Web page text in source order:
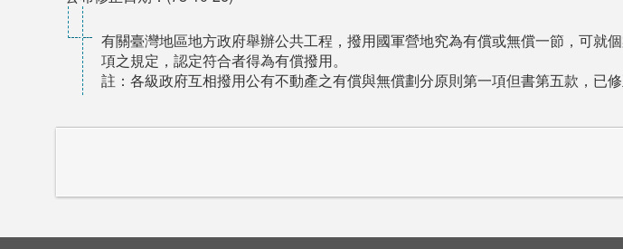
有關臺灣地區地方政府舉辦公共工程，撥用國軍營地究為有償或無償一節，可
項之規定，認定符合者得為有償撥用。
註：各級政府互相撥用公有不動產之有償與無償劃分原則第一項但書第五款，已修